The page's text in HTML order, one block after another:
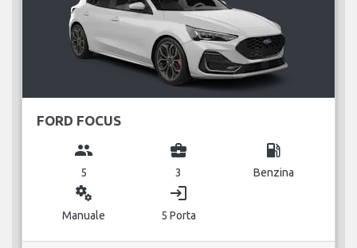
FORD FOCUS
group
5
business_center
3
local_gas_station
Benzina
miscellaneous_services
Manuale
login
5 Porta